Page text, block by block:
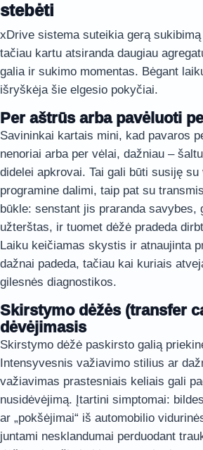
stebėti
xDrive sistema suteikia gerą
tačiau kartu atsiranda daugiau
galia ir sukimo momentas. Bėgant
išryškėja šie elgesio pokyčiai.
Per aštrūs arba pavėluoti
Savininkai kartais mini, kad pavaros
nenoriai arba per vėlai, dažniau –
didelei apkrovai. Tai gali būti susiję su
programine dalimi, taip pat su
būkle: senstant jis praranda savybes,
užterštas, ir tuomet dėžė pradeda
Laiku keičiamas skystis ir atnaujinta
dažnai padeda, tačiau kai kuriais
gilesnės diagnostikos.
Skirstymo dėžės (transfer
dėvėjimasis
Skirstymo dėžė paskirsto galią
Intensyvesnis važiavimo stilius ar
važiavimas prastesniais keliais gali
nusidėvėjimą. Įtartini simptomai:
ar „pokšėjimai“ iš automobilio
juntami nesklandumai perduodant